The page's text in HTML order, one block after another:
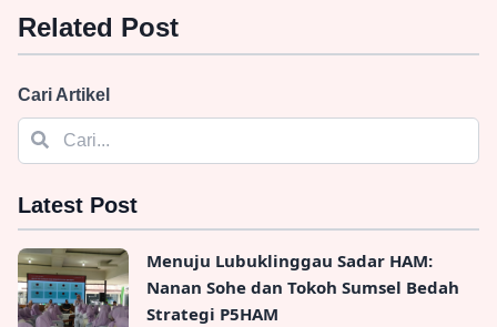
Related Post
Cari Artikel
Latest Post
Menuju Lubuklinggau Sadar HAM:
Nanan Sohe dan Tokoh Sumsel Bedah
Strategi P5HAM